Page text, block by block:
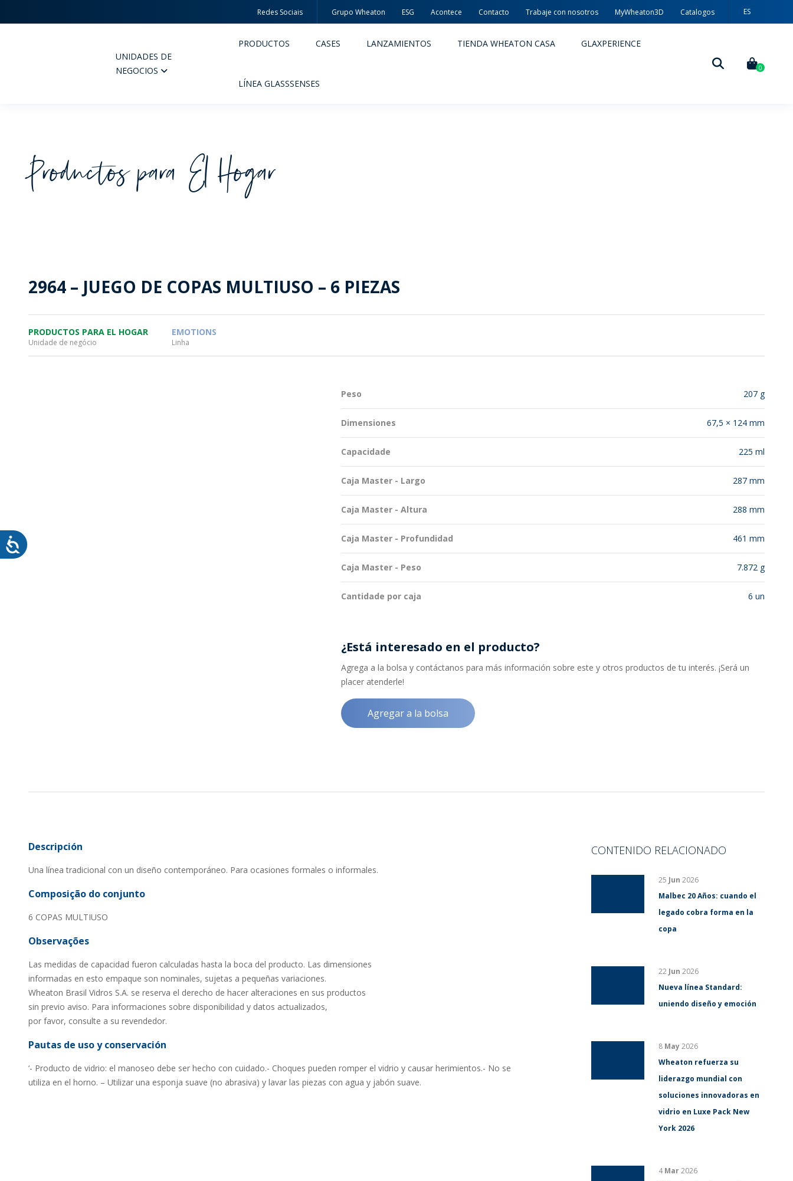
Redes Sociais Grupo Wheaton ESG Acontece Contacto Trabaje con nosotros MyWheaton3D Catalogos
ES
UNIDADES DE
NEGOCIOS
MYWHEATON3D
FARMACÊUTICOS
PRODUCTOS EXCLUSIVOS
PRODUCTOS CASES LANZAMIENTOS TIENDA WHEATON CASA GLAXPERIENCE
LÍNEA GLASSSENSES
0
Productos para El Hogar
2964 – JUEGO DE COPAS MULTIUSO – 6 PIEZAS
PRODUCTOS PARA EL HOGAR
Unidade de negócio
EMOTIONS
Linha
Peso 207 g
Dimensiones 67,5 × 124 mm
Capacidade 225 ml
Caja Master - Largo 287 mm
Caja Master - Altura 288 mm
Caja Master - Profundidad 461 mm
Caja Master - Peso 7.872 g
Cantidade por caja 6 un
¿Está interesado en el producto?
Agrega a la bolsa y contáctanos para más información sobre este y otros productos de tu interés. ¡Será un
placer atenderle!
Agregar a la bolsa
Descripción
Una línea tradicional con un diseño contemporáneo. Para ocasiones formales o informales.
Composição do conjunto
6 COPAS MULTIUSO
Observações
Las medidas de capacidad fueron calculadas hasta la boca del producto. Las dimensiones
informadas en esto empaque son nominales, sujetas a pequeñas variaciones.
Wheaton Brasil Vidros S.A. se reserva el derecho de hacer alteraciones en sus productos
sin previo aviso. Para informaciones sobre disponibilidad y datos actualizados,
por favor, consulte a su revendedor.
Pautas de uso y conservación
‘- Producto de vidrio: el manoseo debe ser hecho con cuidado.- Choques pueden romper el vidrio y causar herimientos.- No se
utiliza en el horno. – Utilizar una esponja suave (no abrasiva) y lavar las piezas con agua y jabón suave.
CONTENIDO RELACIONADO
25 Jun 2026
Malbec 20 Años: cuando el
legado cobra forma en la
copa
22 Jun 2026
Nueva línea Standard:
uniendo diseño y emoción
8 May2026
Wheaton refuerza su
liderazgo mundial con
soluciones innovadoras en
vidrio en Luxe Pack New
York 2026
4Mar2026